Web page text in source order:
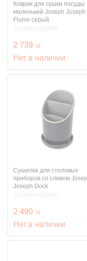
Коврик для сушки посуды
маленький Joseph Joseph
Flume серый
JOSEPH JOSEPH
2 739 руб.
o
Нет в наличии
Сушилка для столовых
приборов со сливом
Joseph Dock
JOSEPH JOSEPH
2 490 руб.
o
Нет в наличии